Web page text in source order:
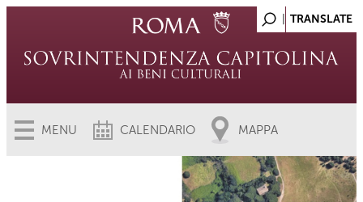
MENU CALENDARIO MAPPA